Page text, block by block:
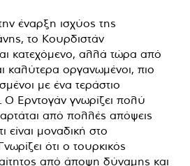
έναρξη ισχύος της
το Κουρδιστάν
κατεχόμενο, αλλά τώρα από
καλύτερα οργανωμένοι, πιο
με ένα τεράστιο
Ερντογάν γνωρίζει πολύ
από πολλές απόψεις
είναι μοναδική στο
ότι ο τουρκικός
από άποψη δύναμης και